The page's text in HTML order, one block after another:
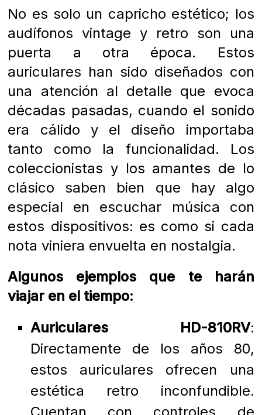
No es solo un capricho estético; los
audífonos vintage y retro son una
puerta a otra época. Estos
auriculares han sido diseñados con
una atención al detalle que evoca
décadas pasadas, cuando el sonido
era cálido y el diseño importaba
tanto como la funcionalidad. Los
coleccionistas y los amantes de lo
clásico saben bien que hay algo
especial en escuchar música con
estos dispositivos: es como si cada
nota viniera envuelta en nostalgia.
Algunos ejemplos que te harán
viajar en el tiempo:
Auriculares HD-810RV:
Directamente de los años 80,
estos auriculares ofrecen una
estética retro inconfundible.